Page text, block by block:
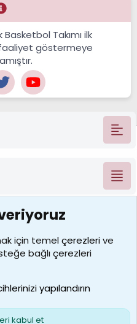
Takımı ilk
faaliyet göstermeye
S
için temelçerezlerive
bağlı çerezleri
yapılandırın
kabul et